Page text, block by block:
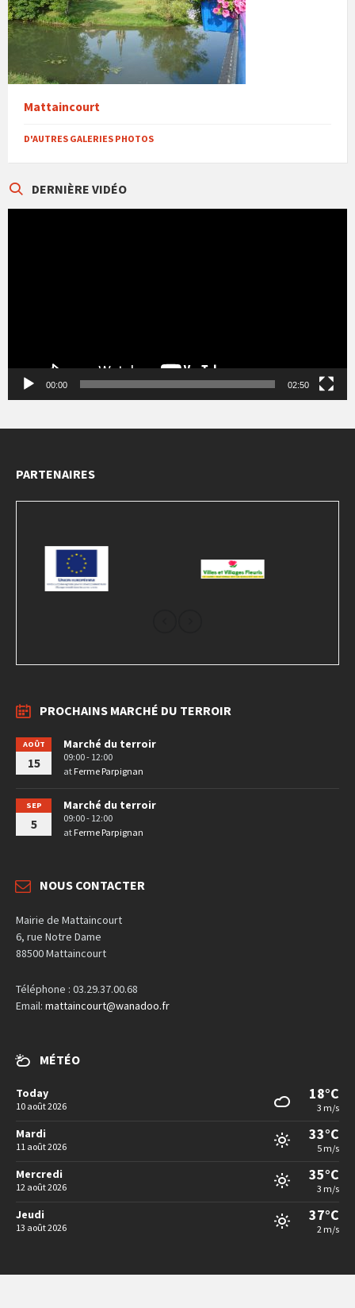
Mattaincourt
D'AUTRES GALERIES PHOTOS
DERNIÈRE VIDÉO
00:00 02:50
PARTENAIRES
PROCHAINS MARCHÉ DU TERROIR
AOÛT
15
Marché du terroir
09:00 - 12:00
at Ferme Parpignan
SEP
5
Marché du terroir
09:00 - 12:00
at Ferme Parpignan
NOUS CONTACTER
Mairie de Mattaincourt
6, rue Notre Dame
88500 Mattaincourt
Téléphone : 03.29.37.00.68
Email: mattaincourt@wanadoo.fr
MÉTÉO
Today
10 août 2026
18°C
3 m/s
Mardi
11 août 2026
33°C
5 m/s
Mercredi
12 août 2026
35°C
3 m/s
Jeudi
13 août 2026
37°C
2 m/s